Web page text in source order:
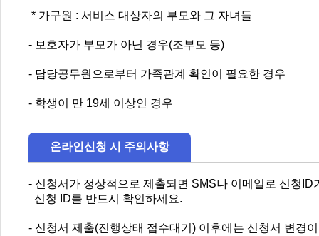
* 가구원 : 서비스 대상자의 부모와 그 자녀들
- 보호자가 부모가 아닌 경우(조부모 등)
- 담당공무원으로부터 가족관계 확인이 필요한 경우
- 학생이 만 19세 이상인 경우
온라인신청 시 주의사항
- 신청서가 정상적으로 제출되면 SMS나 이메일로 신청ID
신청 ID를 반드시 확인하세요.
- 신청서 제출(진행상태 접수대기) 이후에는 신청서 변경